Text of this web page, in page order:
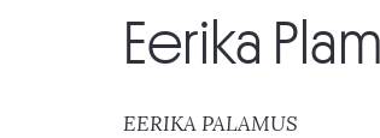
Eerika
EERIKA PALAMUS